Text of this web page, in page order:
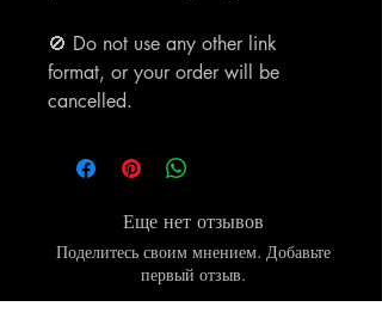
🚫 Do not use any other link
format, or your order will be
cancelled.
Еще нет отзывов
Поделитесь своим мнением. Добавьте
первый отзыв.